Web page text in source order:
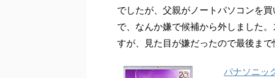
でしたが、父親がノートパソコンを
で、なんか嫌で候補から外しました
すが、見た目が嫌だったので最後まで
パナソニッ